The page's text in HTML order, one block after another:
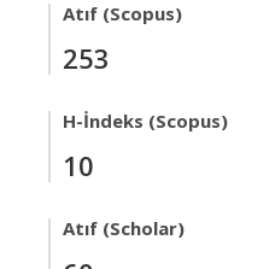
Atıf (Scopus)
253
H-İndeks (Scopus)
10
Atıf (Scholar)